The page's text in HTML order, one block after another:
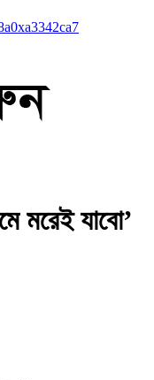
0xa3342ca7
মরেই যাবো’